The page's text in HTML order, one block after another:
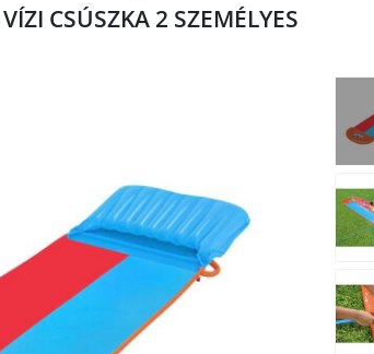
CSÚSZKA 2 SZEMÉLYES